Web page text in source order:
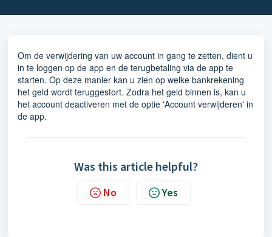
Om de verwijdering van uw account in gang te zetten, dient u
in te loggen op de app en de terugbetaling via de app te
starten. Op deze manier kan u zien op welke bankrekening
het geld wordt teruggestort. Zodra het geld binnen is, kan u
het account deactiveren met de optie 'Account verwijderen' in
de app.
Was this article helpful?
No Yes